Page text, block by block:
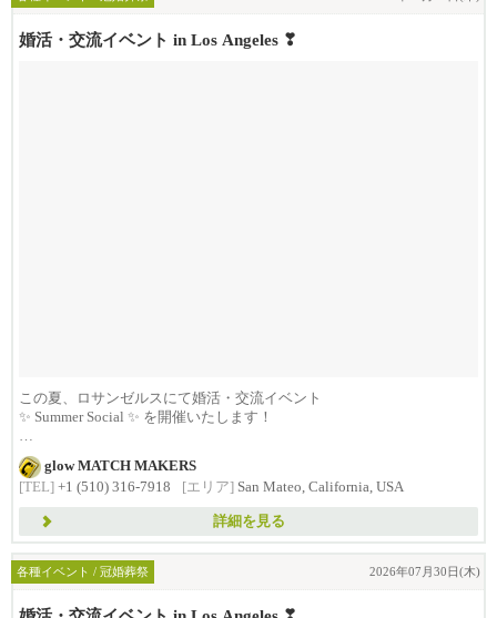
婚活・交流イベント in Los Angeles ❣
この夏、ロサンゼルスにて婚活・交流イベント
✨ Summer Social ✨ を開催いたします！
...
glow MATCH MAKERS
[TEL] +1 (510) 316-7918 [エリア] San Mateo, California, USA
詳細を見る
各種イベント / 冠婚葬祭 2026年07月30日(木)